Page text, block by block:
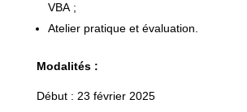
VBA ;
Atelier pratique et évaluation.
Modalités :
Début : 23 février 2025